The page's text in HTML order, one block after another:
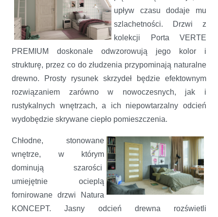
upływ czasu dodaje mu
szlachetności. Drzwi z
kolekcji Porta VERTE
PREMIUM doskonale odwzorowują jego kolor i
strukturę, przez co do złudzenia przypominają naturalne
drewno. Prosty rysunek skrzydeł będzie efektownym
rozwiązaniem zarówno w nowoczesnych, jak i
rustykalnych wnętrzach, a ich niepowtarzalny odcień
wydobędzie skrywane ciepło pomieszczenia.
Chłodne, stonowane
wnętrze, w którym
dominują szarości
umiejętnie ocieplą
fornirowane drzwi Natura
KONCEPT. Jasny odcień drewna rozświetli